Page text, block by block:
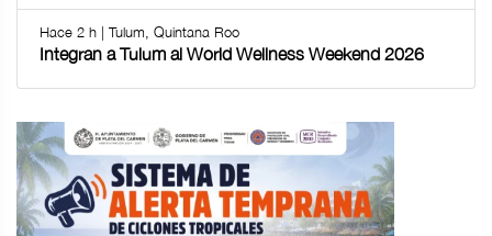
Hace 2 h | Tulum, Quintana Roo
Integran a Tulum al World Wellness Weekend 2026